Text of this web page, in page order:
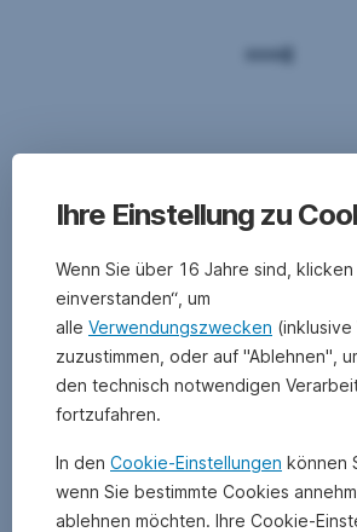
Ihre Einstellung zu
Wenn Sie über 16 Jahre sind, klicken
einverstanden“, um
alle Verwendungszwecken (inklusive
zuzustimmen, oder auf "Ablehnen",
den technisch notwendigen
fortzufahren.
In den Cookie-Einstellungen können
wenn Sie bestimmte Cookies
ablehnen möchten. Ihre Cookie-